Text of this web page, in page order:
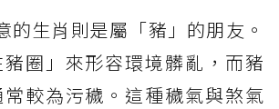
的生肖則是屬「豬」的朋友。
圈」來形容環境髒亂，而豬
較為污穢。這種穢氣與煞氣